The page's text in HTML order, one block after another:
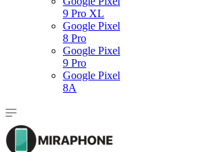
9 Pro XL
Google Pixel
8 Pro
Google Pixel
9 Pro
Google Pixel
8A